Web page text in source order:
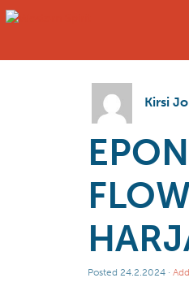
Kirsi
Posted 24.2.2024 ·